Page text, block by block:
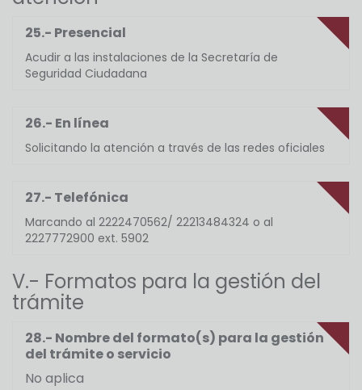
25.- Presencial
Acudir a las instalaciones de la Secretaría de
Seguridad Ciudadana
26.- En línea
Solicitando la atención a través de las redes oficiales
27.- Telefónica
Marcando al 2222470562/ 22213484324 o al
2227772900 ext. 5902
V.- Formatos para la gestión del
trámite
28.- Nombre del formato(s) para la gestión
del trámite o servicio
No aplica